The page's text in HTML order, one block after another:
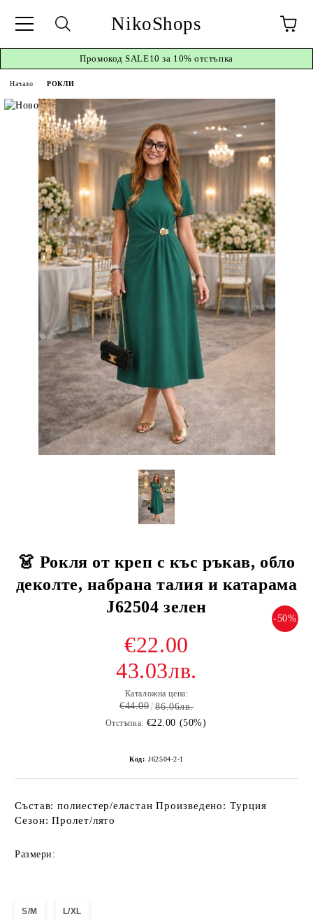
NikoShops
ПромокодSALE10 за 10% отстъпка
Начало РОКЛИ
👗 Рокля от креп с къс ръкав, обло
деколте, набрана талия и катарама
J62504 зелен
-50%
€22.00
43.03лв.
Каталожна цена:
€44.00 86.06лв.
Отстъпка: €22.00 (50%)
Код: J62504-2-1
Състав: полиестер/еластан Произведено: Турция
Сезон: Пролет/лято
Размери:
S/M L/XL